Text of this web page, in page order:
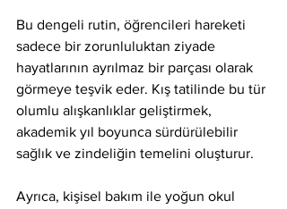
Bu dengeli rutin, öğrencileri hareketi
sadece bir zorunluluktan ziyade
hayatlarının ayrılmaz bir parçası olarak
görmeye teşvik eder. Kış tatilinde bu tür
olumlu alışkanlıklar geliştirmek,
akademik yıl boyunca sürdürülebilir
sağlık ve zindeliğin temelini oluşturur.
Ayrıca, kişisel bakım ile yoğun okul